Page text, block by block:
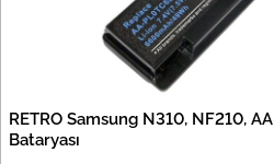
RETRO Samsung N310, NF210,
Bataryası